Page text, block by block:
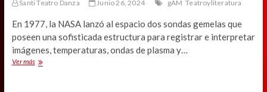
Santi Teatro Danza Junio 26, 2024 gAM Teatroyliteratura
En 1977, la NASA lanzó al espacio dos sondas gemelas que
poseen una sofisticada estructura para registrar e interpretar
imágenes, temperaturas, ondas de plasma y…
Ver másNona